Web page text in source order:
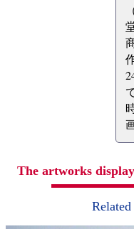
The artworks